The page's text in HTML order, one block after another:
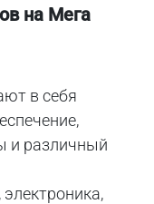
на Мега
в себя
и различный